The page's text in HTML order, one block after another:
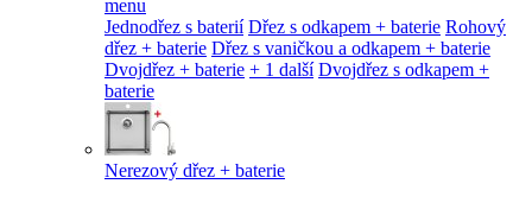
menu
Jednodřez s baterií Dřez s odkapem + baterie Rohový
dřez + baterie Dřez s vaničkou a odkapem + baterie
Dvojdřez + baterie + 1 další Dvojdřez s odkapem +
baterie
Nerezový dřez + baterie